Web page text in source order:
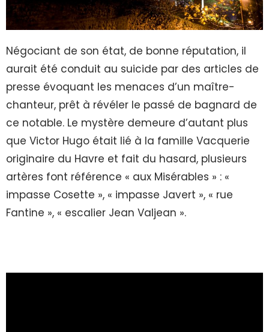
Négociant de son état, de bonne réputation, il
aurait été conduit au suicide par des articles de
presse évoquant les menaces d’un maître-
chanteur, prêt à révéler le passé de bagnard de
ce notable. Le mystère demeure d’autant plus
que Victor Hugo était lié à la famille Vacquerie
originaire du Havre et fait du hasard, plusieurs
artères font référence « aux Misérables » : «
impasse Cosette », « impasse Javert », « rue
Fantine », « escalier Jean Valjean ».